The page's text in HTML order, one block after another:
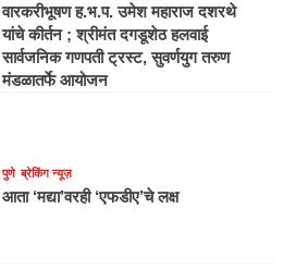
वारकरीभूषण ह.भ.प. उमेश महाराज दशरथे
यांचे कीर्तन ; श्रीमंत दगडूशेठ हलवाई
सार्वजनिक गणपती ट्रस्ट, सुवर्णयुग तरुण
मंडळातर्फे आयोजन
पुणे ब्रेकिंग न्यूज़
आता ‘मद्या’वरही ‘एफडीए’चे लक्ष